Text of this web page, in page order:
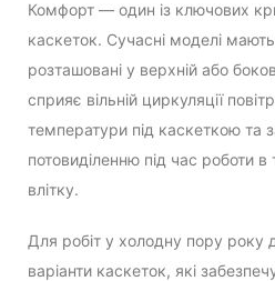
Комфорт — один із ключових
каскеток. Сучасні моделі мають
розташовані у верхній або
сприяє вільній циркуляції
температури під каскеткою та
потовиділенню під час роботи
влітку.
Для робіт у холодну пору року
варіанти каскеток, які